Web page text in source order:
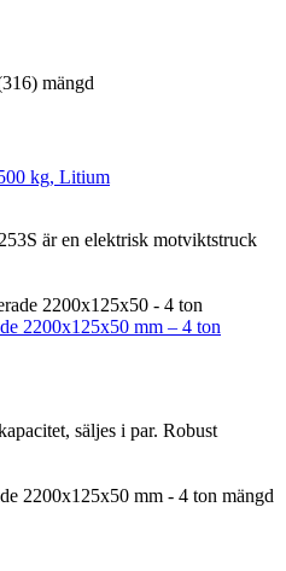
mängd
kg, Litium
är en elektrisk motviktstruck
2200x125x50 mm – 4 ton
säljes i par. Robust
2200x125x50 mm - 4 ton mängd